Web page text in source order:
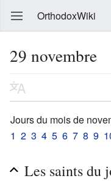
OrthodoxWiki
29 novembre
Jours du mois de
1 2 3 4 5 6 7 8 9
Les saints du